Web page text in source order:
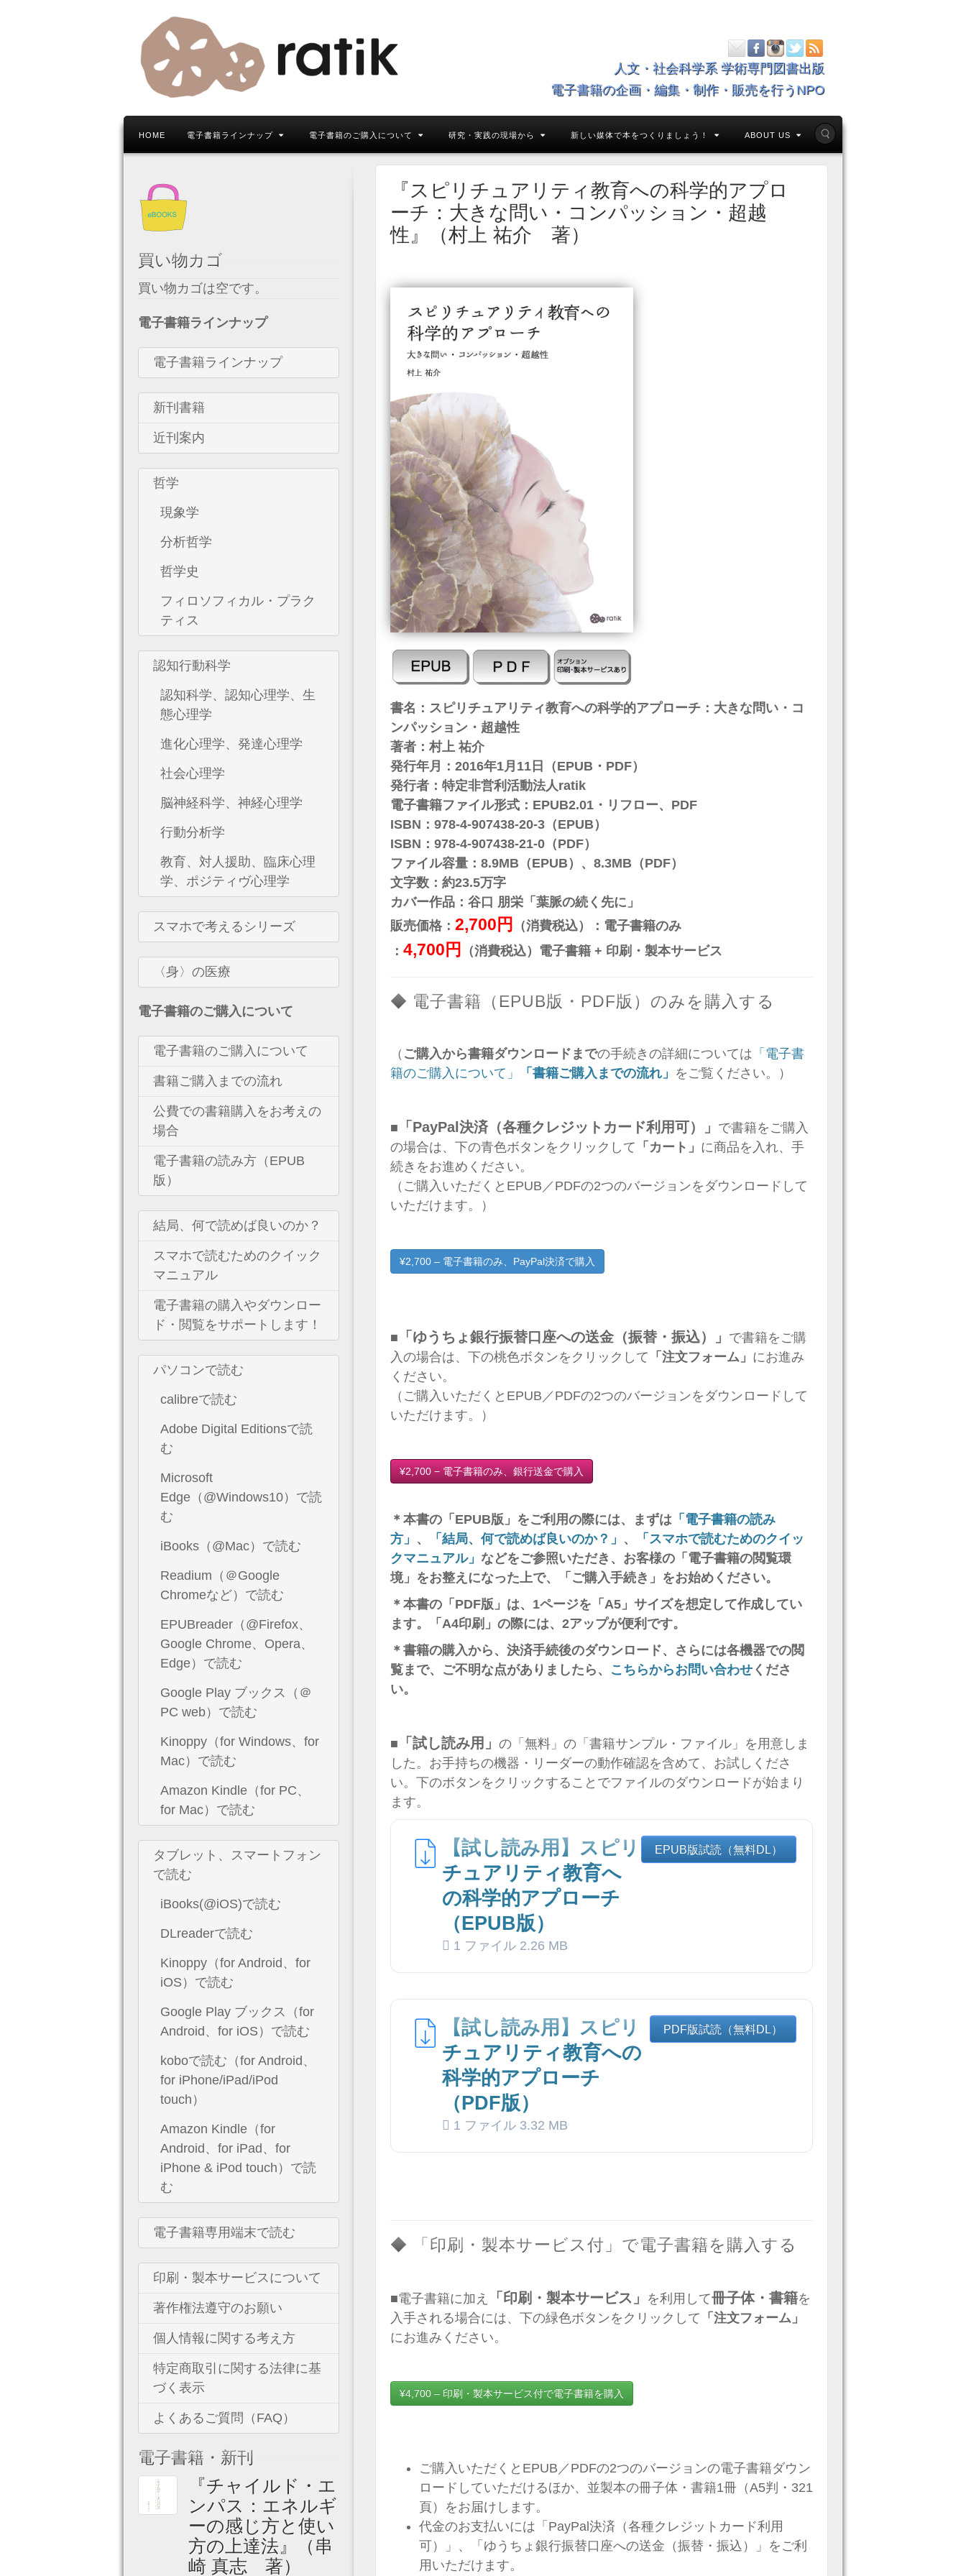
人文・社会科学系 学術専門図書出版
電子書籍の企画・編集・制作・販売を行うNPO
HOME 電子書籍ラインナップ 電子書籍のご購入について 研究・実践の現場から 新しい媒体で本をつくりましょう！ ABOUT US
買い物カゴ
買い物カゴは空です。
電子書籍ラインナップ
電子書籍ラインナップ
新刊書籍
近刊案内
哲学
現象学
分析哲学
哲学史
フィロソフィカル・プラク
ティス
認知行動科学
認知科学、認知心理学、生
態心理学
進化心理学、発達心理学
社会心理学
脳神経科学、神経心理学
行動分析学
教育、対人援助、臨床心理
学、ポジティヴ心理学
スマホで考えるシリーズ
〈身〉の医療
電子書籍のご購入について
電子書籍のご購入について
書籍ご購入までの流れ
公費での書籍購入をお考えの
場合
電子書籍の読み方（EPUB
版）
結局、何で読めば良いのか？
スマホで読むためのクイック
マニュアル
電子書籍の購入やダウンロー
ド・閲覧をサポートします！
パソコンで読む
calibreで読む
Adobe Digital Editionsで読
む
Microsoft
Edge（@Windows10）で読
む
iBooks（@Mac）で読む
Readium（＠Google
Chromeなど）で読む
EPUBreader（@Firefox、
Google Chrome、Opera、
Edge）で読む
Google Play ブックス（＠
PC web）で読む
Kinoppy（for Windows、for
Mac）で読む
Amazon Kindle（for PC、
for Mac）で読む
タブレット、スマートフォン
で読む
iBooks(@iOS)で読む
DLreaderで読む
Kinoppy（for Android、for
iOS）で読む
Google Play ブックス（for
Android、for iOS）で読む
koboで読む（for Android、
for iPhone/iPad/iPod
touch）
Amazon Kindle（for
Android、for iPad、for
iPhone & iPod touch）で読
む
電子書籍専用端末で読む
印刷・製本サービスについて
著作権法遵守のお願い
個人情報に関する考え方
特定商取引に関する法律に基
づく表示
よくあるご質問（FAQ）
電子書籍・新刊
『チャイルド・エ
ンパス：エネルギ
ーの感じ方と使い
方の上達法』（串
崎 真志 著）
『スピリチュアリティ教育への科学的アプロ
ーチ：大きな問い・コンパッション・超越
性』（村上 祐介 著）
書名：スピリチュアリティ教育への科学的アプローチ：大きな問い・コ
ンパッション・超越性
著者：村上 祐介
発行年月：2016年1月11日（EPUB・PDF）
発行者：特定非営利活動法人ratik
電子書籍ファイル形式：EPUB2.01・リフロー、PDF
ISBN：978-4-907438-20-3（EPUB）
ISBN：978-4-907438-21-0（PDF）
ファイル容量：8.9MB（EPUB）、8.3MB（PDF）
文字数：約23.5万字
カバー作品：谷口 朋栄「葉脈の続く先に」
販売価格： 2,700円
（消費税込）：電子書籍のみ
： 4,700円 （消費税込）電子書籍 + 印刷・製本サービス
◆ 電子書籍（EPUB版・PDF版）のみを購入する
（ ご購入から書籍ダウンロードまでの手続きの詳細については 「電子書
籍のご購入について」
「書籍ご購入までの流れ」 をご覧ください。）
■ 「PayPal決済（各種クレジットカード利用可）」 で書籍をご購入
の場合は、下の青色ボタンをクリックして 「カート」 に商品を入れ、手
続きをお進めください。
（ご購入いただくとEPUB／PDFの2つのバージョンをダウンロードして
いただけます。）
¥2,700 – 電子書籍のみ、PayPal決済で購入
■ 「ゆうちょ銀行振替口座への送金（振替・振込）」 で書籍をご購
入の場合は、下の桃色ボタンをクリックして 「注文フォーム」 にお進み
ください。
（ご購入いただくとEPUB／PDFの2つのバージョンをダウンロードして
いただけます。）
¥2,700 − 電子書籍のみ、銀行送金で購入
＊本書の「EPUB版」をご利用の際には、まずは 「電子書籍の読み
方」 、 「結局、何で読めば良いのか？」 、
「スマホで読むためのクイッ
クマニュアル」 などをご参照いただき、お客様の「電子書籍の閲覧環
境」をお整えになった上で、「ご購入手続き」をお始めください。
＊本書の「PDF版」は、1ページを「A5」サイズを想定して作成してい
ます。「A4印刷」の際には、2アップが便利です。
＊書籍の購入から、決済手続後のダウンロード、さらには各機器での閲
覧まで、ご不明な点がありましたら、 こちらからお問い合わせ くださ
い。
■ 「試し読み用」 の「無料」の「書籍サンプル・ファイル」を用意しま
した。お手持ちの機器・リーダーの動作確認を含めて、お試しくださ
い。下のボタンをクリックすることでファイルのダウンロードが始まり
ます。
【試し読み用】スピリ
チュアリティ教育へ
の科学的アプローチ
（EPUB版）
1 ファイル 2.26 MB
EPUB版試読（無料DL）
【試し読み用】スピリ
チュアリティ教育への
科学的アプローチ
（PDF版）
1 ファイル 3.32 MB
PDF版試読（無料DL）
◆ 「印刷・製本サービス付」で電子書籍を購入する
■電子書籍に加え 「印刷・製本サービス」 を利用して冊子体・書籍を
入手される場合には、下の緑色ボタンをクリックして 「注文フォーム」
にお進みください。
¥4,700 – 印刷・製本サービス付で電子書籍を購入
ご購入いただくとEPUB／PDFの2つのバージョンの電子書籍ダウン
ロードしていただけるほか、並製本の冊子体・書籍1冊（A5判・321
頁）をお届けします。
代金のお支払いには「PayPal決済（各種クレジットカード利用
可）」、「ゆうちょ銀行振替口座への送金（振替・振込）」をご利
用いただけます。